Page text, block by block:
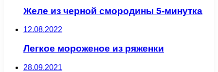
Желе из черной смородины 5-минутка
12.08.2022
Легкое мороженое из ряженки
28.09.2021